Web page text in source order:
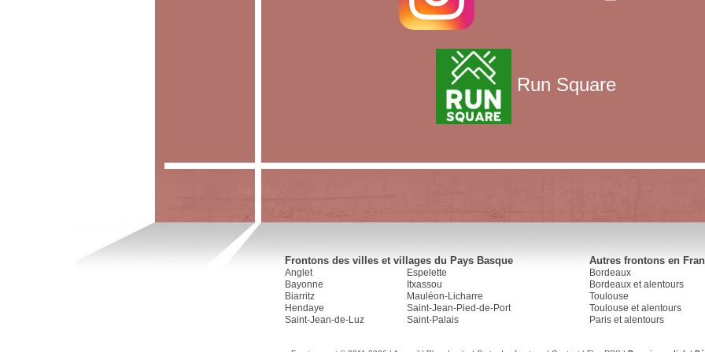
Run Square
Frontons des villes et villages du Pays Basque
Anglet
Bayonne
Biarritz
Hendaye
Saint-Jean-de-Luz
Espelette
Itxassou
Mauléon-Licharre
Saint-Jean-Pied-de-Port
Saint-Palais
Autres frontons en
Bordeaux
Bordeaux et alentours
Toulouse
Toulouse et alentours
Paris et alentours